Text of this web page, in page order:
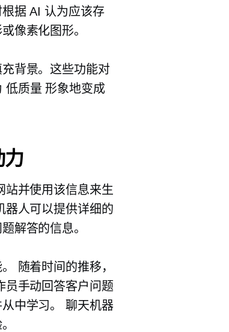
据 AI 认为应该存
像素化图形。
背景。这些功能对
低质量 形象地变成
站并使用该信息来生
器人可以提供详细的
解答的信息。
随着时间的推移，
员手动回答客户问题
中学习。 聊天机器